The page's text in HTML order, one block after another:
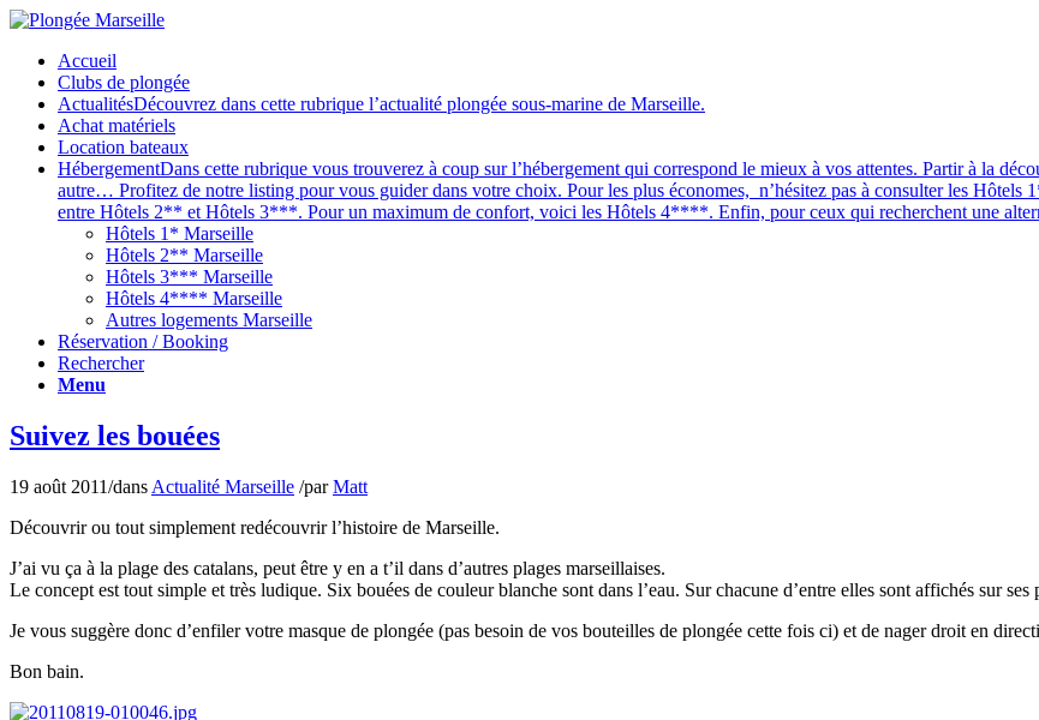
Accueil
Clubs de plongée
ActualitésDécouvrez dans cette rubrique l’actualité plongée sous-marine de Marseille.
Achat matériels
Location bateaux
HébergementDans cette rubrique vous trouverez à coup sur l’hébergement qui correspond le mieux à vos attentes. Partir à la
autre… Profitez de notre listing pour vous guider dans votre choix. Pour les plus économes, n’hésitez pas à consulter les
entre Hôtels 2** et Hôtels 3***. Pour un maximum de confort, voici les Hôtels 4****. Enfin, pour ceux qui recherchent une
Hôtels 1* Marseille
Hôtels 2** Marseille
Hôtels 3*** Marseille
Hôtels 4**** Marseille
Autres logements Marseille
Réservation / Booking
Rechercher
Menu
Suivez les bouées
19 août 2011/dans Actualité Marseille /parMatt
Découvrir ou tout simplement redécouvrir l’histoire de Marseille.
J’ai vu ça à la plage des catalans, peut être y en a t’il dans d’autres plages marseillaises.
Le concept est tout simple et très ludique. Six bouées de couleur blanche sont dans l’eau. Sur chacune d’entre elles sont affichés sur
Je vous suggère donc d’enfiler votre masque de plongée (pas besoin de vos bouteilles de plongée cette fois ci) et de nager droit en
Bon bain.